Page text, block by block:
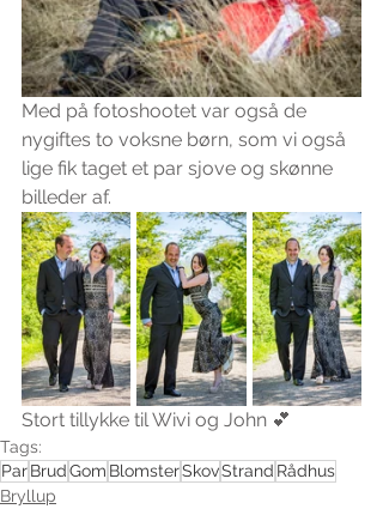
Med på fotoshootet var også de
nygiftes to voksne børn, som vi også
lige fik taget et par sjove og skønne
billeder af.
Stort tillykke til Wivi og John 💕
Tags:
ParBrudGom BlomsterSkovStrand Rådhus
Bryllup